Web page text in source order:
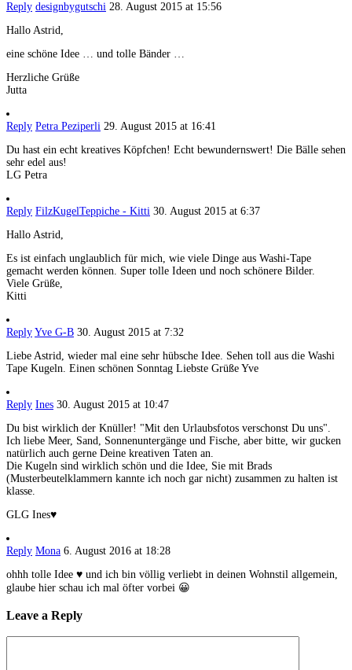
Reply designbygutschi 28. August 2015 at 15:56
Hallo Astrid,
eine schöne Idee … und tolle Bänder …
Herzliche Grüße
Jutta
Reply Petra Peziperli 29. August 2015 at 16:41
Du hast ein echt kreatives Köpfchen! Echt bewundernswert! Die Bälle sehen
sehr edel aus!
LG Petra
Reply FilzKugelTeppiche - Kitti 30. August 2015 at 6:37
Hallo Astrid,
Es ist einfach unglaublich für mich, wie viele Dinge aus Washi-Tape
gemacht werden können. Super tolle Ideen und noch schönere Bilder.
Viele Grüße,
Kitti
Reply Yve G-B 30. August 2015 at 7:32
Liebe Astrid, wieder mal eine sehr hübsche Idee. Sehen toll aus die Washi
Tape Kugeln. Einen schönen Sonntag Liebste Grüße Yve
Reply Ines 30. August 2015 at 10:47
Du bist wirklich der Knüller! "Mit den Urlaubsfotos verschonst Du uns".
Ich liebe Meer, Sand, Sonnenuntergänge und Fische, aber bitte, wir gucken
natürlich auch gerne Deine kreativen Taten an.
Die Kugeln sind wirklich schön und die Idee, Sie mit Brads
(Musterbeutelklammern kannte ich noch gar nicht) zusammen zu halten ist
klasse.
GLG Ines♥
Reply Mona 6. August 2016 at 18:28
ohhh tolle Idee ♥ und ich bin völlig verliebt in deinen Wohnstil allgemein,
glaube hier schau ich mal öfter vorbei 😀
Leave a Reply